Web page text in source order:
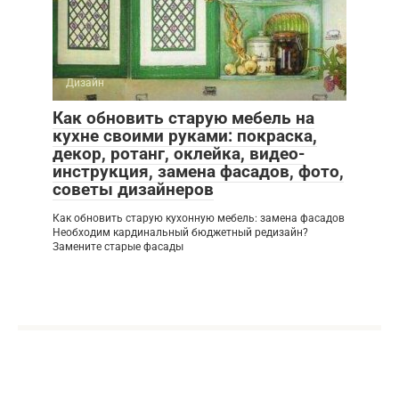
Дизайн
Как обновить старую мебель на
кухне своими руками: покраска,
декор, ротанг, оклейка, видео-
инструкция, замена фасадов, фото,
советы дизайнеров
Как обновить старую кухонную мебель: замена фасадов
Необходим кардинальный бюджетный редизайн?
Замените старые фасады